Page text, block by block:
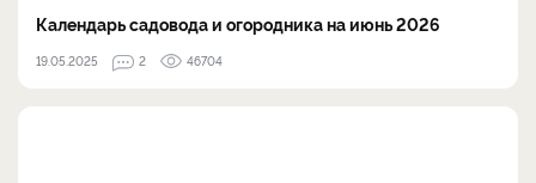
Календарь садовода и огородника на июнь 2026
19.05.2025 2 46704